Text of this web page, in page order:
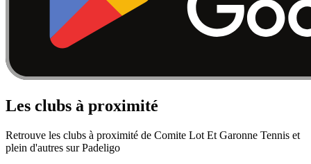
Les clubs à proximité
Retrouve les clubs à proximité de Comite Lot Et Garonne Tennis et
plein d'autres sur Padeligo